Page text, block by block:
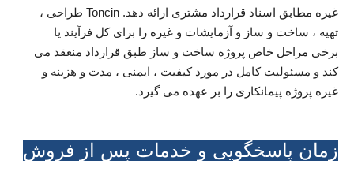
غیره مطابق اسناد قرارداد مشتری ارائه دهد. Toncin طراحی ،
تهیه ، ساخت و ساز و آزمایشات و غیره را برای کل فرآیند یا
برخی مراحل خاص پروژه ساخت و ساز طبق قرارداد منعقد می
کند و مسئولیت کامل در مورد کیفیت ، ایمنی ، مدت و هزینه و
غیره پروژه پیمانکاری را بر عهده می گیرد.
زمان پاسخگویی و خدمات پس از فروش